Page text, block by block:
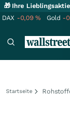
🎁 Ihre
DAX -0,09% Gold -
Startseite